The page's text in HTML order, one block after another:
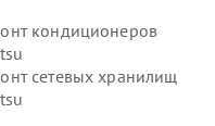
кондиционеров
сетевых хранилищ